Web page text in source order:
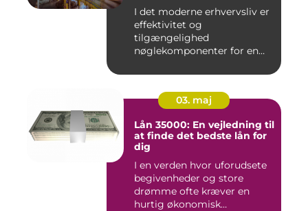
I det moderne erhvervsliv er
effektivitet og
tilgængelighed
nøglekomponenter for en
03. maj
Lån 35000: En vejledning til
at finde det bedste lån for
dig
I en verden hvor uforudsete
begivenheder og store
drømme ofte kræver en
hurtig økonomisk